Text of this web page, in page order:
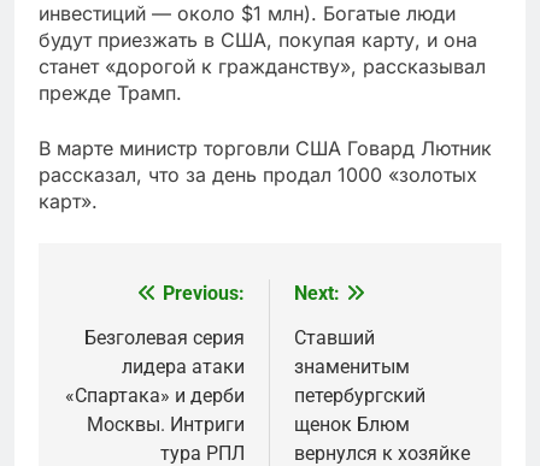
инвестиций — около $1 млн). Богатые люди
будут приезжать в США, покупая карту, и она
станет «дорогой к гражданству», рассказывал
прежде Трамп.
В марте министр торговли США Говард Лютник
рассказал, что за день продал 1000 «золотых
карт».
navigation
Previous:
Безголевая серия
лидера атаки
«Спартака» и дерби
Москвы. Интриги
тура РПЛ
Next:
Ставший
знаменитым
петербургский
щенок Блюм
вернулся к хозяйке